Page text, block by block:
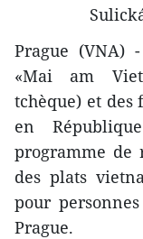
Prague (VNA)
«Mai am
tchèque) et des
en
programme de
des plats
pour
Prague.